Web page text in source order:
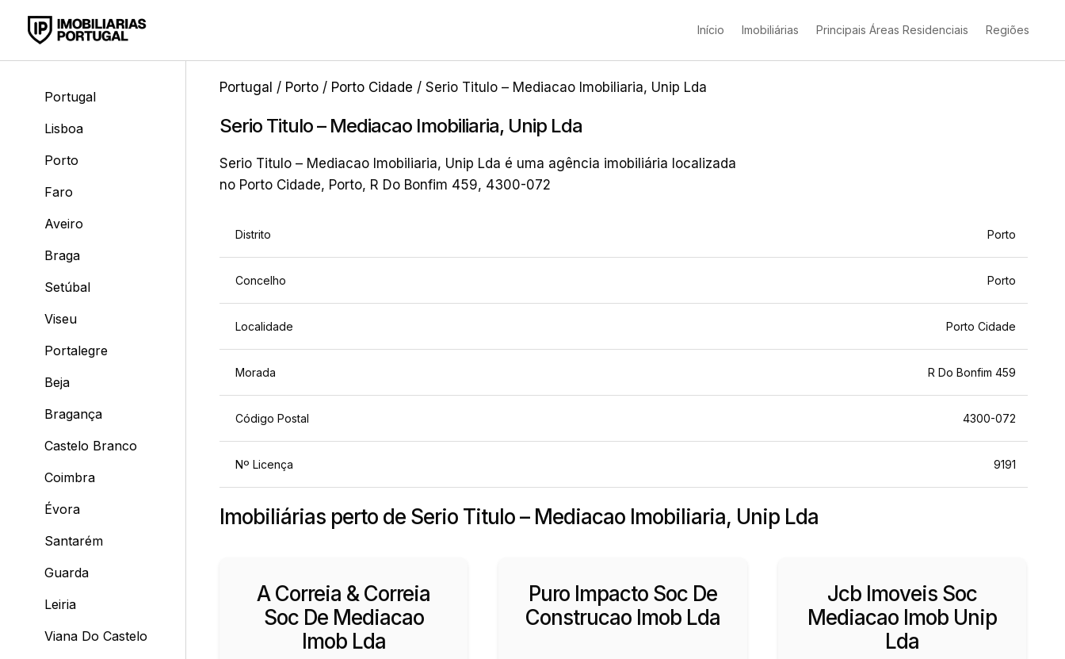
Início Imobiliárias Principais Áreas Residenciais Regiões
Portugal
Lisboa
Porto
Faro
Aveiro
Braga
Setúbal
Viseu
Portalegre
Beja
Bragança
Castelo Branco
Coimbra
Évora
Santarém
Guarda
Leiria
Viana Do Castelo
Portugal / Porto/ Porto Cidade / Serio Titulo – Mediacao Imobiliaria, Unip Lda
Serio Titulo – Mediacao Imobiliaria, Unip Lda
Serio Titulo – Mediacao Imobiliaria, Unip Lda é uma agência imobiliária localizada
no Porto Cidade, Porto, R Do Bonfim 459, 4300-072
Distrito Porto
Concelho Porto
Localidade Porto Cidade
Morada R Do Bonfim 459
Código Postal 4300-072
Nº Licença 9191
Imobiliárias perto de Serio Titulo – Mediacao Imobiliaria, Unip Lda
A Correia & Correia
Soc De Mediacao
Imob Lda
Puro Impacto Soc De
Construcao Imob Lda
Jcb Imoveis Soc
Mediacao Imob Unip
Lda